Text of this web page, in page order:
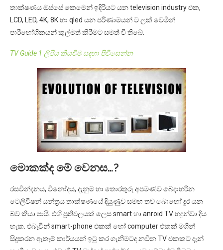
තාක්ෂණය ඔස්සේ කෙමෙන් ඉදිරියට යන television industry එක,
LCD, LED, 4K, 8K හා qled යන පරිණාමයන් ට ලක් වෙමින්
පාරිභෝගිකයන් කුල්මත් කිරීමට සමත් වී තිබේ.
TV Guide 1 ලිපිය කියවීම සදහා පිවිසෙන්න
මොකක්ද මේ වෙනස…?
රසවින්දනය, විනෝදය, දැනුම හා තොරතුරු අපමණව බෙදාහරින
ටෙලිවිෂන් යන්ත්‍රය තාක්ෂණයේ දියුණුව සමඟ තව බොහෝ දුර යන
බව කියා පායි. එහි ප්‍රතිඵලයක් ලෙස smart හා anroid TV හඳුන්වා දිය
හැක. එබැවින් smart-phone එකක් හෝ computer එකක් මගින්
සිදුකරන ඇතැම් කාර්යයන් ඉටු කර ගැනීමටද නවීන TV එකකට දැන්